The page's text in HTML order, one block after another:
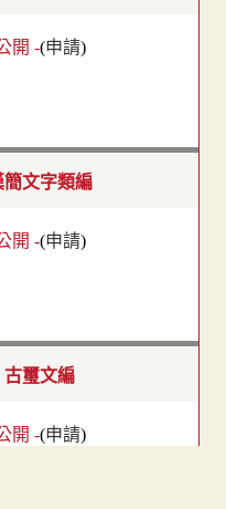
開 -(申請)
簡文字類編
開 -(申請)
古璽文編
開 -(申請)